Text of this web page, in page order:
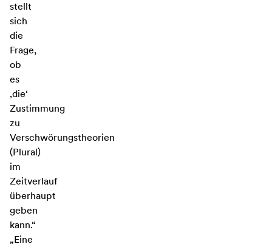
stellt
sich
die
Frage,
ob
es
‚die‘
Zustimmung
zu
Verschwörungstheorien
(Plural)
im
Zeitverlauf
überhaupt
geben
kann.“
„Eine